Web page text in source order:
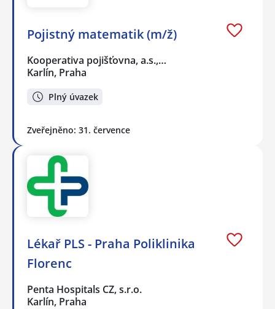
Pojistný matematik (m/ž)
Kooperativa pojišťovna, a.s.,…
Karlín, Praha
Plný úvazek
Zveřejněno: 31. července
Lékař PLS - Praha Poliklinika
Florenc
Penta Hospitals CZ, s.r.o.
Karlín, Praha